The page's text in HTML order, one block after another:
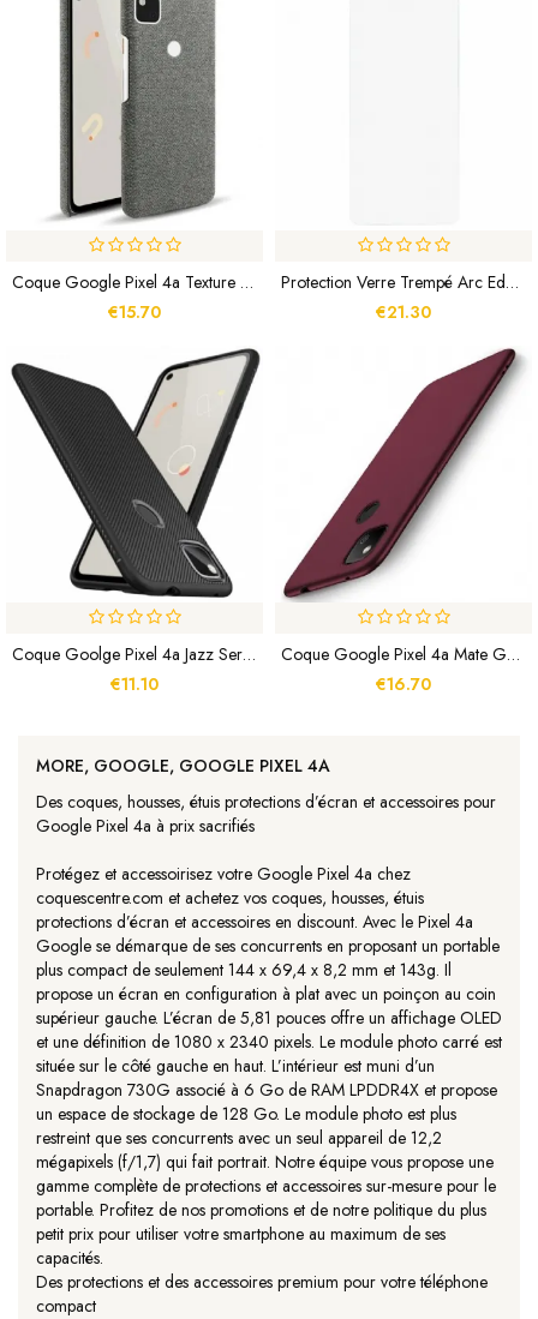
Coque Google Pixel 4a Texture Tissu KSQ
€15.70
Protection Verre Trempé Arc Edge (0.3mm) Pour Écran Du Google Pixel 4a
€21.30
Coque Goolge Pixel 4a Jazz Series Twill
€11.10
Coque Google Pixel 4a Mate Guardian Series X-LEVEL
€16.70
MORE, GOOGLE, GOOGLE PIXEL 4A
Des coques, housses, étuis protections d’écran et accessoires pour
Google Pixel 4a à prix sacrifiés
Protégez et accessoirisez votre Google Pixel 4a chez
coquescentre.com et achetez vos coques, housses, étuis
protections d’écran et accessoires en discount. Avec le Pixel 4a
Google se démarque de ses concurrents en proposant un portable
plus compact de seulement 144 x 69,4 x 8,2 mm et 143g. Il
propose un écran en configuration à plat avec un poinçon au coin
supérieur gauche. L’écran de 5,81 pouces offre un affichage OLED
et une définition de 1080 x 2340 pixels. Le module photo carré est
située sur le côté gauche en haut. L’intérieur est muni d’un
Snapdragon 730G associé à 6 Go de RAM LPDDR4X et propose
un espace de stockage de 128 Go. Le module photo est plus
restreint que ses concurrents avec un seul appareil de 12,2
mégapixels (f/1,7) qui fait portrait. Notre équipe vous propose une
gamme complète de protections et accessoires sur-mesure pour le
portable. Profitez de nos promotions et de notre politique du plus
petit prix pour utiliser votre smartphone au maximum de ses
capacités.
Des protections et des accessoires premium pour votre téléphone
compact